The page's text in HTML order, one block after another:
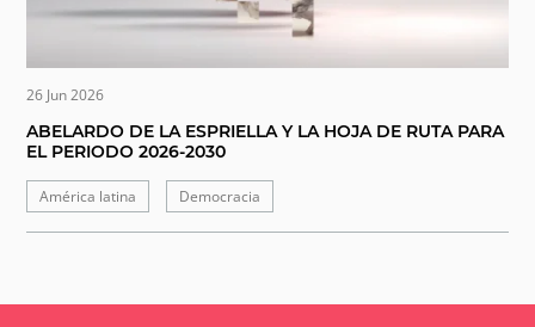
26 Jun 2026
ABELARDO DE LA ESPRIELLA Y LA HOJA DE RUTA PARA
EL PERIODO 2026-2030
América latina Democracia